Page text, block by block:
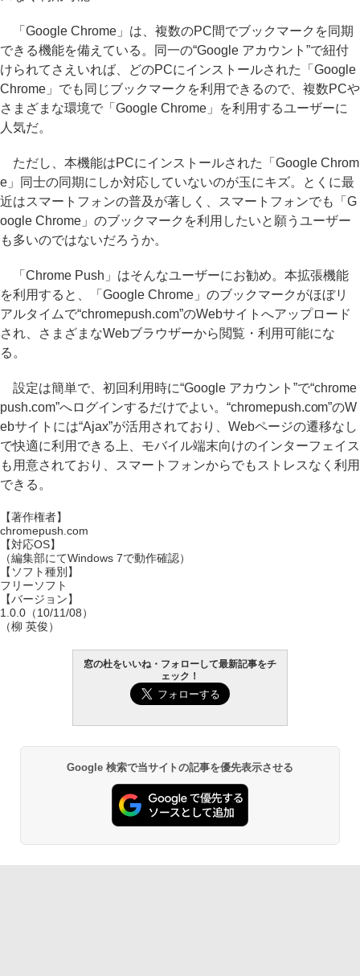
「Google Chrome」は、複数のPC間でブックマークを同期
できる機能を備えている。同一の“Google アカウント”で紐付
けられてさえいれば、どのPCにインストールされた「Google
Chrome」でも同じブックマークを利用できるので、複数PCや
さまざまな環境で「Google Chrome」を利用するユーザーに
人気だ。
ただし、本機能はPCにインストールされた「Google Chrom
e」同士の同期にしか対応していないのが玉にキズ。とくに最
近はスマートフォンの普及が著しく、スマートフォンでも「G
oogle Chrome」のブックマークを利用したいと願うユーザー
も多いのではないだろうか。
「Chrome Push」はそんなユーザーにお勧め。本拡張機能
を利用すると、「Google Chrome」のブックマークがほぼリ
アルタイムで“chromepush.com”のWebサイトへアップロード
され、さまざまなWebブラウザーから閲覧・利用可能にな
る。
設定は簡単で、初回利用時に“Google アカウント”で“chrome
push.com”へログインするだけでよい。“chromepush.com”のW
ebサイトには“Ajax”が活用されており、Webページの遷移なし
で快適に利用できる上、モバイル端末向けのインターフェイス
も用意されており、スマートフォンからでもストレスなく利用
できる。
【著作権者】
chromepush.com
【対応OS】
（編集部にてWindows 7で動作確認）
【ソフト種別】
フリーソフト
【バージョン】
1.0.0（10/11/08）
（柳 英俊）
窓の杜をいいね・フォローして最新記事をチ
ェック！
Google 検索で当サイトの記事を優先表示させる